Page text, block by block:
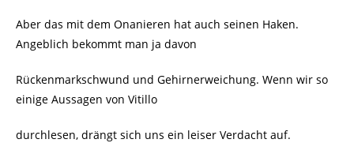
Aber das mit dem Onanieren hat auch seinen Haken.
Angeblich bekommt man ja davon
Rückenmarkschwund und Gehirnerweichung. Wenn wir so
einige Aussagen von Vitillo
durchlesen, drängt sich uns ein leiser Verdacht auf.